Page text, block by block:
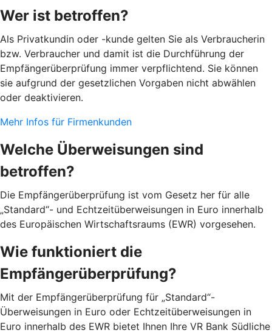
Wer ist betroffen?
Als Privatkundin oder -kunde gelten Sie als Verbraucherin
bzw. Verbraucher und damit ist die Durchführung der
Empfängerüberprüfung immer verpflichtend. Sie können
sie aufgrund der gesetzlichen Vorgaben nicht abwählen
oder deaktivieren.
Mehr Infos für Firmenkunden
Welche Überweisungen sind
betroffen?
Die Empfängerüberprüfung ist vom Gesetz her für alle
„Standard“- und Echtzeitüberweisungen in Euro innerhalb
des Europäischen Wirtschaftsraums (EWR) vorgesehen.
Wie funktioniert die
Empfängerüberprüfung?
Mit der Empfängerüberprüfung für „Standard“-
Überweisungen in Euro oder Echtzeitüberweisungen in
Euro innerhalb des EWR bietet Ihnen Ihre VR Bank Südliche